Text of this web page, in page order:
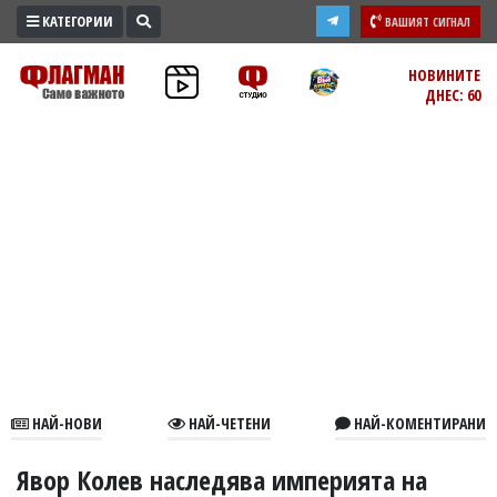
ПРОМО
ЗОНА
В
КАТЕГОРИИ ВАШИЯТ СИГНАЛ
НОВИНИТЕ
ДНЕС: 60
НАЙ-НОВИ НАЙ-ЧЕТЕНИ НАЙ-КОМЕНТИРАНИ
Явор Колев наследява империята на